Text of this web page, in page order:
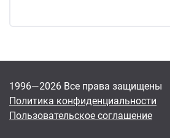
1996—2026 Все права защищены
Политика конфиденциальности
Пользовательское соглашение